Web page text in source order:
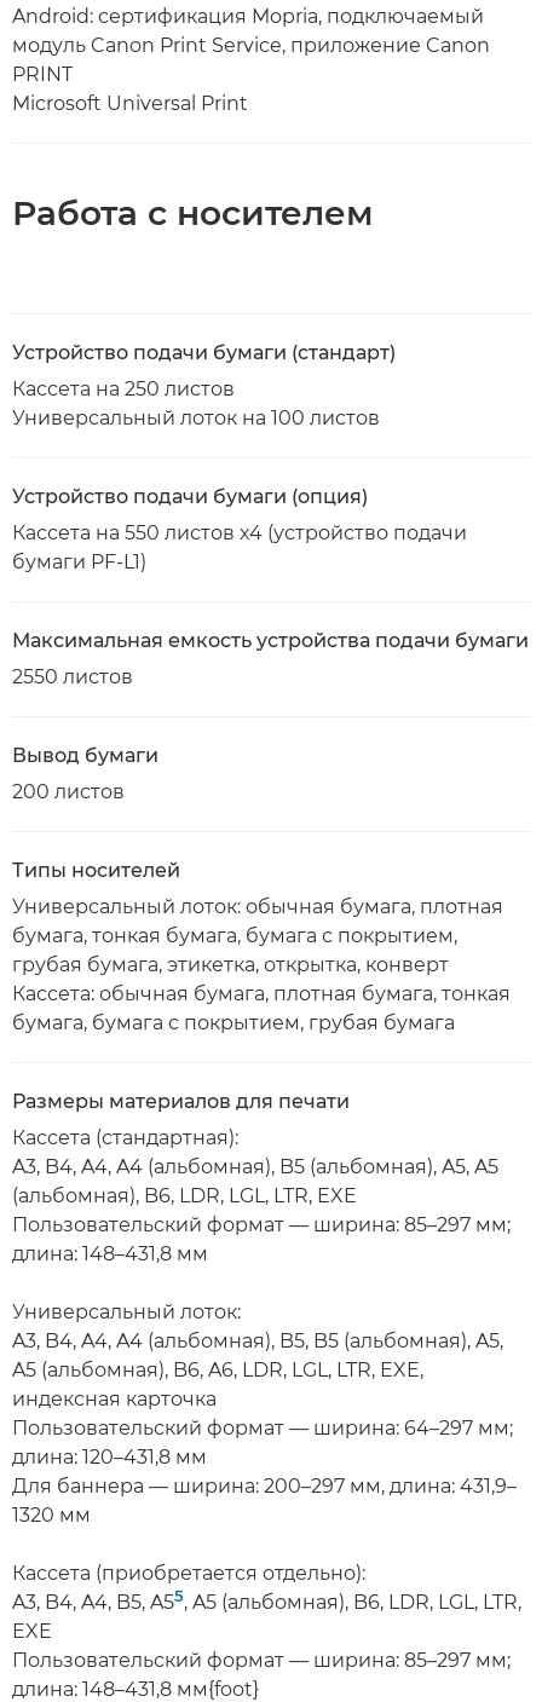
Android: сертификация Mopria, подключаемый
модуль Canon Print Service, приложение Canon
PRINT
Microsoft Universal Print
Работа с носителем
Устройство подачи бумаги (стандарт)
Кассета на 250 листов
Универсальный лоток на 100 листов
Устройство подачи бумаги (опция)
Кассета на 550 листов x4 (устройство подачи
бумаги PF-L1)
Максимальная емкость устройства подачи бумаги
2550 листов
Вывод бумаги
200 листов
Типы носителей
Универсальный лоток: обычная бумага, плотная
бумага, тонкая бумага, бумага с покрытием,
грубая бумага, этикетка, открытка, конверт
Кассета: обычная бумага, плотная бумага, тонкая
бумага, бумага с покрытием, грубая бумага
Размеры материалов для печати
Кассета (стандартная):
A3, B4, A4, A4 (альбомная), B5 (альбомная), A5, A5
(альбомная), B6, LDR, LGL, LTR, EXE
Пользовательский формат — ширина: 85–297 мм;
длина: 148–431,8 мм
Универсальный лоток:
A3, B4, A4, A4 (альбомная), B5, B5 (альбомная), A5,
A5 (альбомная), B6, A6, LDR, LGL, LTR, EXE,
индексная карточка
Пользовательский формат — ширина: 64–297 мм;
длина: 120–431,8 мм
Для баннера — ширина: 200–297 мм, длина: 431,9–
1320 мм
Кассета (приобретается отдельно):
A3, B4, A4, B5, A55, A5 (альбомная), B6, LDR, LGL, LTR,
EXE
Пользовательский формат — ширина: 85–297 мм;
длина: 148–431,8 мм{foot}